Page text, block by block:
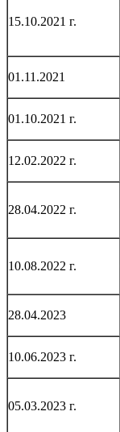
15.10.2021 г.
01.11.2021
01.10.2021 г.
12.02.2022 г.
28.04.2022 г.
10.08.2022 г.
28.04.2023
10.06.2023 г.
05.03.2023 г.